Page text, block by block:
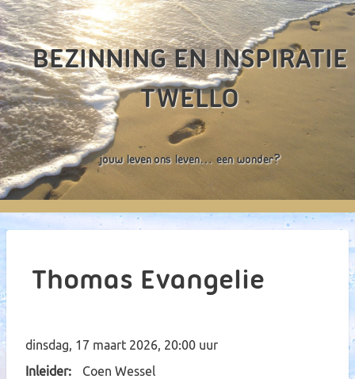
Overslaan
en
naar
de
inhoud
gaan
BEZINNING EN INSPIRATIE
TWELLO
JOUW LEVEN, ONS LEVEN… EEN WONDER?
Main
Thomas Evangelie
dinsdag, 17 maart 2026, 20:00 uur
Inleider
Coen Wessel